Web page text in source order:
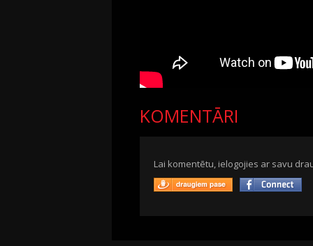
KOMENTĀRI
Lai komentētu, ielogojies ar savu